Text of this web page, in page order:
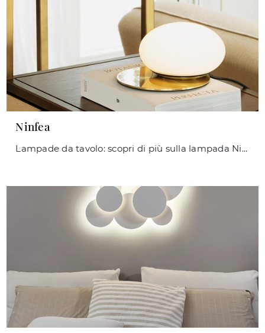
Ninfea
Lampade da tavolo: scopri di più sulla lampada Ninfea in metallo che ti presentiamo.